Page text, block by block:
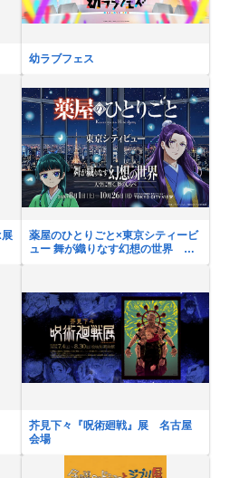
幼ラブフェス
薬屋のひとりごと×東京シティービ
ュー 舞が織りなす幻想の世界 ―
芥見下々『呪術廻戦』展 名古屋
会場